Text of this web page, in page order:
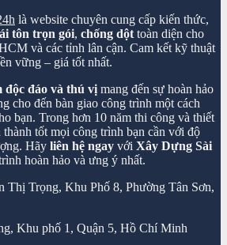
là website chuyên cung cấp kiến thức,
tôn trọn gói, chống dột toàn diện cho
và các tỉnh lân cận. Cam kết kỹ thuật
vững – giá tốt nhất.
độc đáo và thú vị mang đến sự hoàn hảo
cho đến bàn giao công trình một cách
bạn. Trong hơn 10 năm thi công và thiết
tốt mọi công trình bạn cần với độ
Hãy liên hệ ngay với Xây Dựng Sài
hoàn hảo và ưng ý nhất.
Thị Trọng, Khu Phố 8, Phường Tân Sơn,
Khu phố 1, Quận 5, Hồ Chí Minh